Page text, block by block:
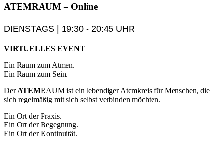
ATEMRAUM– Online
DIENSTAGS | 19:30 - 20:45 UHR
VIRTUELLES EVENT
Ein Raum zum Atmen.
Ein Raum zum Sein.
DerATEMRAUM ist ein lebendiger Atemkreis für Menschen, die
sich regelmäßig mit sich selbst verbinden möchten.
Ein Ort der Praxis.
Ein Ort der Begegnung.
Ein Ort der Kontinuität.